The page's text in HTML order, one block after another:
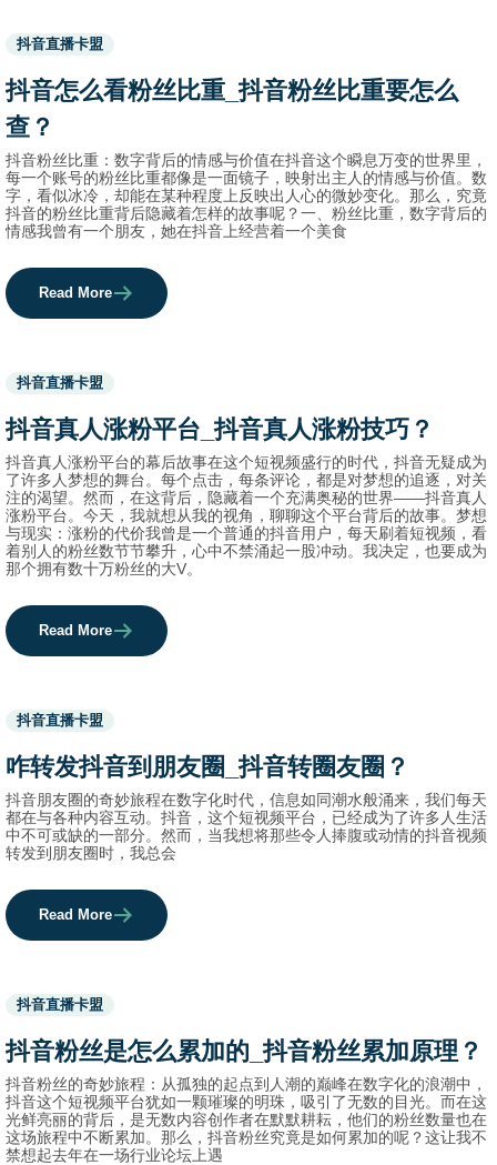
Used
before
category
names.
抖音直播卡盟
抖音怎么看粉丝比重_抖音粉丝比重要怎么
查？
抖音粉丝比重：数字背后的情感与价值在抖音这个瞬息万变的世界里，
每一个账号的粉丝比重都像是一面镜子，映射出主人的情感与价值。数
字，看似冰冷，却能在某种程度上反映出人心的微妙变化。那么，究竟
抖音的粉丝比重背后隐藏着怎样的故事呢？一、粉丝比重，数字背后的
情感我曾有一个朋友，她在抖音上经营着一个美食
Read More
Used
before
category
names.
抖音直播卡盟
抖音真人涨粉平台_抖音真人涨粉技巧？
抖音真人涨粉平台的幕后故事在这个短视频盛行的时代，抖音无疑成为
了许多人梦想的舞台。每个点击，每条评论，都是对梦想的追逐，对关
注的渴望。然而，在这背后，隐藏着一个充满奥秘的世界——抖音真人
涨粉平台。今天，我就想从我的视角，聊聊这个平台背后的故事。梦想
与现实：涨粉的代价我曾是一个普通的抖音用户，每天刷着短视频，看
着别人的粉丝数节节攀升，心中不禁涌起一股冲动。我决定，也要成为
那个拥有数十万粉丝的大V。
Read More
Used
before
names.
抖音直播卡盟
咋转发抖音到朋友圈_抖音转圈友圈？
抖音朋友圈的奇妙旅程在数字化时代，信息如同潮水般涌来，我们每天
都在与各种内容互动。抖音，这个短视频平台，已经成为了许多人生活
中不可或缺的一部分。然而，当我想将那些令人捧腹或动情的抖音视频
转发到朋友圈时，我总会
Read More
Used
before
category
names.
抖音直播卡盟
抖音粉丝是怎么累加的_抖音粉丝累加原理？
抖音粉丝的奇妙旅程：从孤独的起点到人潮的巅峰在数字化的浪潮中，
抖音这个短视频平台犹如一颗璀璨的明珠，吸引了无数的目光。而在这
光鲜亮丽的背后，是无数内容创作者在默默耕耘，他们的粉丝数量也在
这场旅程中不断累加。那么，抖音粉丝究竟是如何累加的呢？这让我不
禁想起去年在一场行业论坛上遇